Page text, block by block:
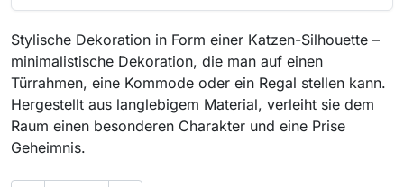
Stylische Dekoration in Form einer Katzen-Silhouette –
minimalistische Dekoration, die man auf einen
Türrahmen, eine Kommode oder ein Regal stellen kann.
Hergestellt aus langlebigem Material, verleiht sie dem
Raum einen besonderen Charakter und eine Prise
Geheimnis.